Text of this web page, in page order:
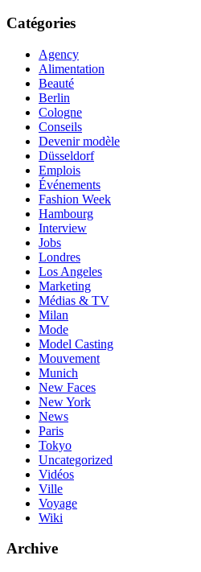
Catégories
Agency
Alimentation
Beauté
Berlin
Cologne
Conseils
Devenir modèle
Düsseldorf
Emplois
Événements
Fashion Week
Hambourg
Interview
Jobs
Londres
Los Angeles
Marketing
Médias & TV
Milan
Mode
Model Casting
Mouvement
Munich
New Faces
New York
News
Paris
Tokyo
Uncategorized
Vidéos
Ville
Voyage
Wiki
Archive